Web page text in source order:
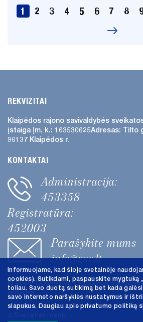
1 2 3 4 5 6 7 8
REKVIZITAI
Klaipėdos rajono savivaldybės
įstaigaĮm. k.: 163530625Adresas: Tilto
96137 Klaipėdos r.
KONTAKTAI
Administracija:
453358
452003
Parašykite mums
info@gsc.lt
@ 2026. Duomenys kaupiami ir saugomi
registre.
Informuojame, kad šioje svetainėje
cookies). Sutikdami, paspauskite mygtuką
toliau. Savo duotą sutikimą bet kada
savo interneto naršyklės nustatymus ir
slapukus. Daugiau apie privatumo politiką